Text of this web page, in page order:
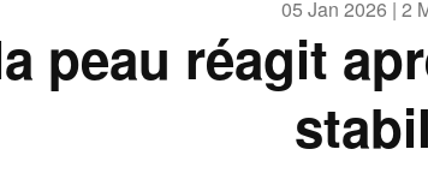
05 Jan 2026 | 2
peau réagit